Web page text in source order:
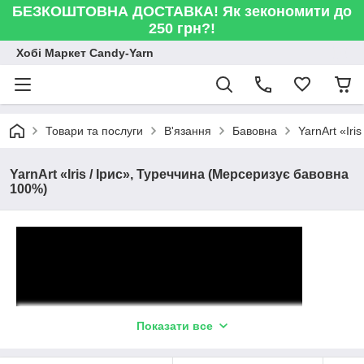
БЕЗКОШТОВНА ДОСТАВКА! Як зекономити до
250 грн?!
Хобі Маркет Candy-Yarn
Товари та послуги В'язання Бавовна YarnArt
YarnArt «Iris / Ірис», Туреччина (Мерсеризує бавовна
100%)
Показати все